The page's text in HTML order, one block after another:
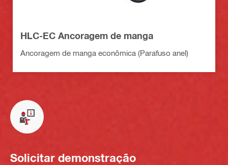
HLC-EC Ancoragem de manga
Ancoragem de manga econômica (Parafuso anel)
Solicitar demonstração